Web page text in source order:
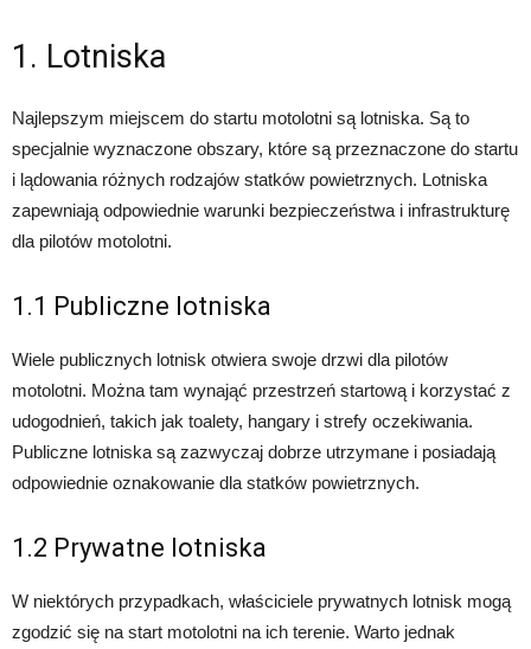
1. Lotniska
Najlepszym miejscem do startu motolotni są lotniska. Są to
specjalnie wyznaczone obszary, które są przeznaczone do startu
i lądowania różnych rodzajów statków powietrznych. Lotniska
zapewniają odpowiednie warunki bezpieczeństwa i infrastrukturę
dla pilotów motolotni.
1.1 Publiczne lotniska
Wiele publicznych lotnisk otwiera swoje drzwi dla pilotów
motolotni. Można tam wynająć przestrzeń startową i korzystać z
udogodnień, takich jak toalety, hangary i strefy oczekiwania.
Publiczne lotniska są zazwyczaj dobrze utrzymane i posiadają
odpowiednie oznakowanie dla statków powietrznych.
1.2 Prywatne lotniska
W niektórych przypadkach, właściciele prywatnych lotnisk mogą
zgodzić się na start motolotni na ich terenie. Warto jednak